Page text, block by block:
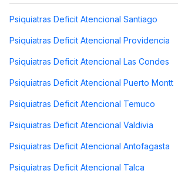
Psiquiatras Deficit Atencional Santiago
Psiquiatras Deficit Atencional Providencia
Psiquiatras Deficit Atencional Las Condes
Psiquiatras Deficit Atencional Puerto Montt
Psiquiatras Deficit Atencional Temuco
Psiquiatras Deficit Atencional Valdivia
Psiquiatras Deficit Atencional Antofagasta
Psiquiatras Deficit Atencional Talca